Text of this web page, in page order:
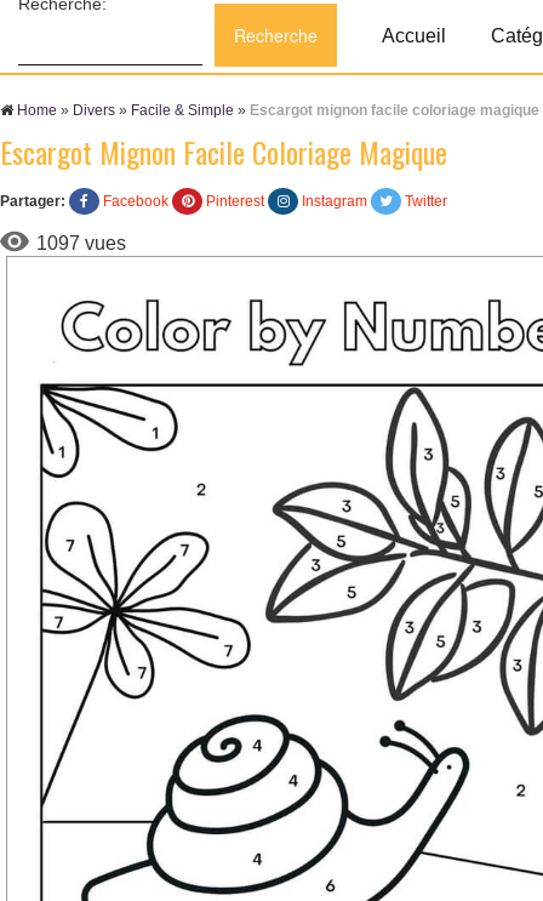
Accueil
Home » Divers » Facile & Simple » Escargot mignon facile coloriage magique
Escargot Mignon Facile Coloriage Magique
Partager: Facebook Pinterest Instagram Twitter
1097 vues